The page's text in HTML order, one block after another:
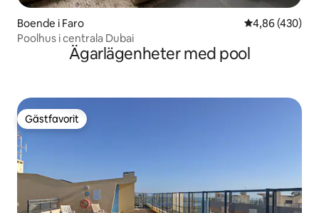
Boende i Faro 4,86 av 5 i
4,86 (430)
Poolhus i centrala Dubai
Ägarlägenheter med pool
Gästfavorit
Gästfavorit